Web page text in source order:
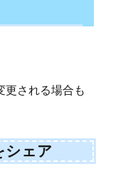
される場合も
シェア